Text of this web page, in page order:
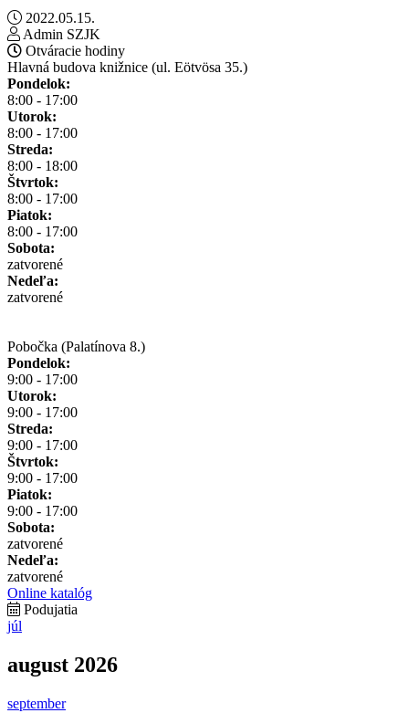
2022.05.15.
Admin SZJK
Otváracie hodiny
Hlavná budova knižnice (ul. Eötvösa 35.)
Pondelok:
8:00 - 17:00
Utorok:
8:00 - 17:00
Streda:
8:00 - 18:00
Štvrtok:
8:00 - 17:00
Piatok:
8:00 - 17:00
Sobota:
zatvorené
Nedeľa:
zatvorené
Pobočka (Palatínova 8.)
Pondelok:
9:00 - 17:00
Utorok:
9:00 - 17:00
Streda:
9:00 - 17:00
Štvrtok:
9:00 - 17:00
Piatok:
9:00 - 17:00
Sobota:
zatvorené
Nedeľa:
zatvorené
Online katalóg
Podujatia
júl
august 2026
september